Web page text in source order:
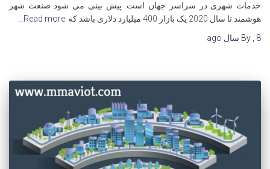
خدمات شهری در سراسر جهان است. پیش بینی می شود صنعت شهر
هوشمند تا سال 2020 یک بازار 400 میلیارد دلاری باشد که
Read more…
By , 8 سال